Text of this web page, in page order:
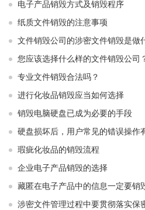
电子产品销毁方式及销毁程序
纸质文件销毁的注意事项
文件销毁公司的涉密文件销毁是做
您应该选择什么样的文件销毁公司
专业文件销毁合法吗？
进行化妆品销毁应当如何选择
销毁电脑硬盘已成为必要的手段
硬盘损坏后，用户常见的错误操作
瑕疵化妆品的销毁流程
企业电子产品销毁的选择
藏匿在电子产品中的信息一定要销
涉密文件管理过程中要贯彻落实保